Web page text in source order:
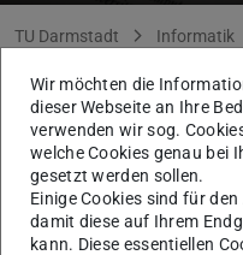
Sie befinden sich hier:
TU Darmstadt Informatik
Ordnungen
Wir möchten die
dieser Webseite an Ihre
verwenden wir sog.
welche Cookies genau bei
gesetzt werden sollen.
Einige Cookies sind für
damit diese auf Ihrem
kann. Diese essentiellen